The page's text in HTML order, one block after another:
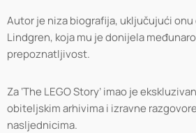
Autor je niza biografija, uključujući onu
Lindgren, koja mu je donijela
prepoznatljivost.
Za ‘The LEGO Story’ imao je
obiteljskim arhivima i izravne
nasljednicima.